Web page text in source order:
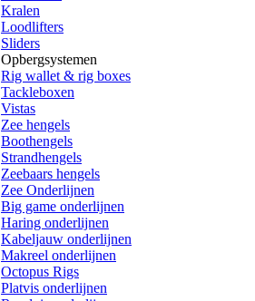
Kralen
Loodlifters
Sliders
Opbergsystemen
Rig wallet & rig boxes
Tackleboxen
Vistas
Zee hengels
Boothengels
Strandhengels
Zeebaars hengels
Zee Onderlijnen
Big game onderlijnen
Haring onderlijnen
Kabeljauw onderlijnen
Makreel onderlijnen
Octopus Rigs
Platvis onderlijnen